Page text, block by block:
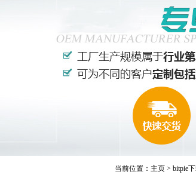
当前位置： 主页 > bitpie